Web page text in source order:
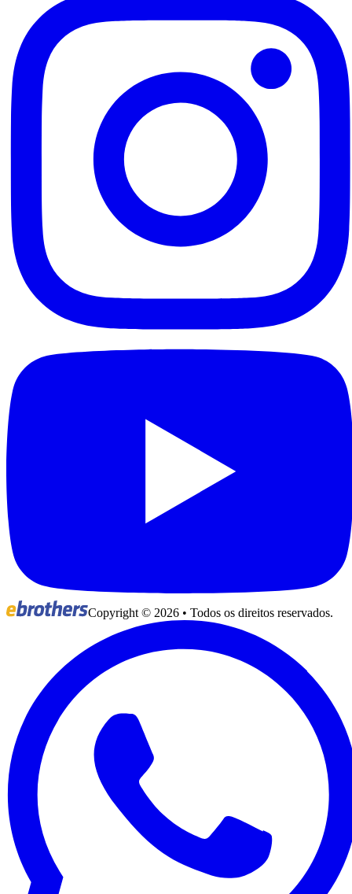
Copyright © 2026 • Todos os direitos reservados.